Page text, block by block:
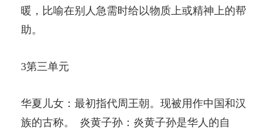
暖，比喻在别人急需时给以物质上或精神上的帮
助。
3第三单元
华夏儿女：最初指代周王朝。现被用作中国和汉
族的古称。 炎黄子孙：炎黄子孙是华人的自